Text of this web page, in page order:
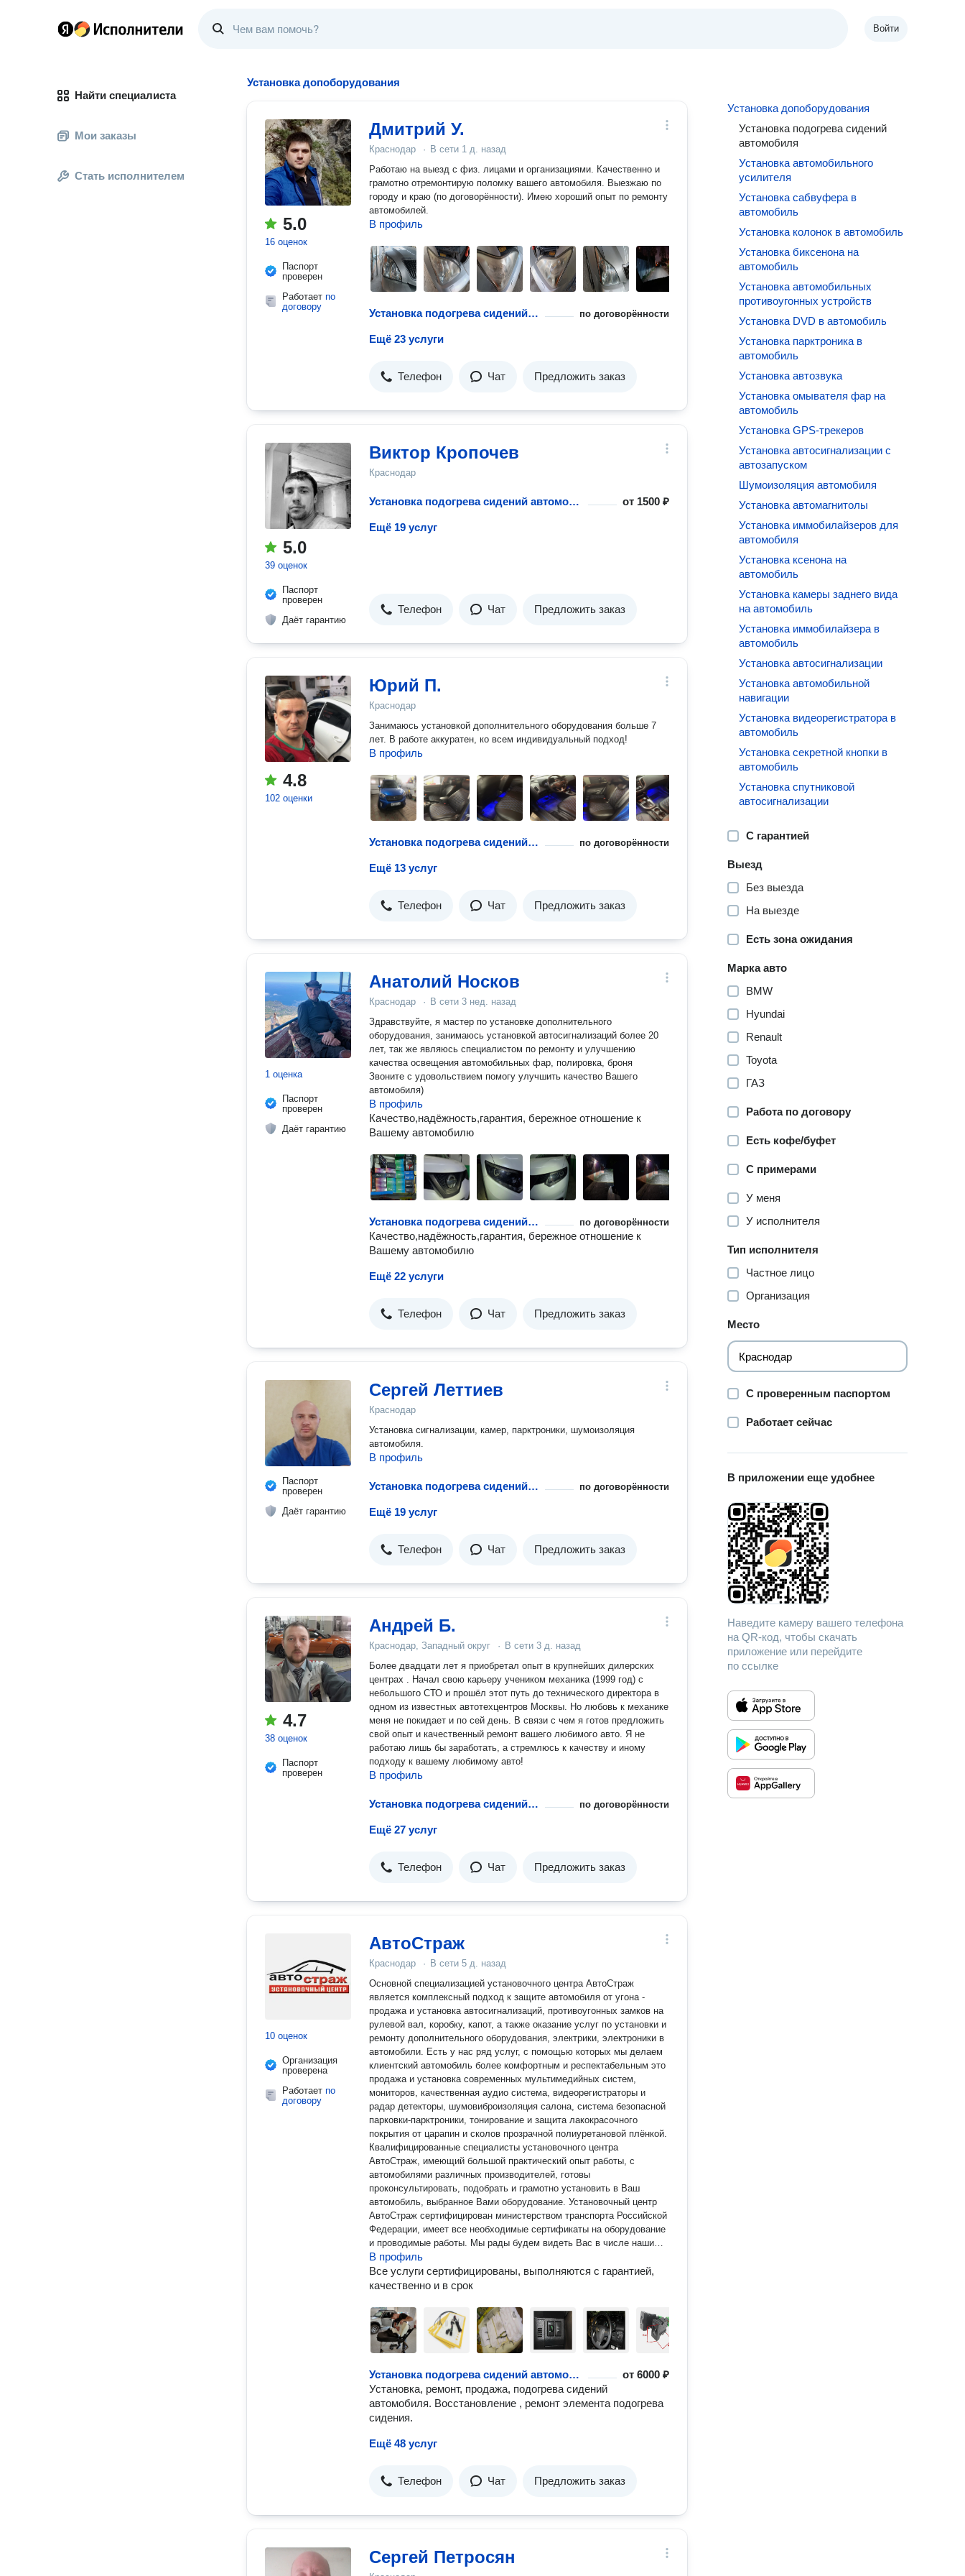
Войти
Найти специалиста
Мои заказы
Стать исполнителем
Установка допоборудования
5.0
16 оценок
Паспорт
проверен
Работает по
договору
Дмитрий У.
Краснодар · В сети 1 д. назад
Работаю на выезд с физ. лицами и организациями. Качественно и
грамотно отремонтирую поломку вашего автомобиля. Выезжаю по
городу и краю (по договорëнности). Имею хороший опыт по ремонту
автомобилей.
В профиль
Установка подогрева сидений автомобиля по договорённости
Ещё 23 услуги
Телефон Чат Предложить заказ
5.0
39 оценок
Паспорт
проверен
Даёт гарантию
Виктор Кропочев
Краснодар
Установка подогрева сидений автомобиля от 1500 ₽
Ещё 19 услуг
Телефон Чат Предложить заказ
4.8
102 оценки
Юрий П.
Краснодар
Занимаюсь установкой дополнительного оборудования больше 7
лет. В работе аккуратен, ко всем индивидуальный подход!
В профиль
Установка подогрева сидений автомобиля по договорённости
Ещё 13 услуг
Телефон Чат Предложить заказ
1 оценка
Паспорт
проверен
Даёт гарантию
Анатолий Носков
Краснодар · В сети 3 нед. назад
Здравствуйте, я мастер по установке дополнительного
оборудования, занимаюсь установкой автосигнализаций более 20
лет, так же являюсь специалистом по ремонту и улучшению
качества освещения автомобильных фар, полировка, броня
Звоните с удовольствием помогу улучшить качество Вашего
автомобиля)
В профиль
Качество,надёжность,гарантия, бережное отношение к
Вашему автомобилю
Установка подогрева сидений автомобиля по договорённости
Качество,надёжность,гарантия, бережное отношение к
Вашему автомобилю
Ещё 22 услуги
Телефон Чат Предложить заказ
Паспорт
проверен
Даёт гарантию
Сергей Леттиев
Краснодар
Установка сигнализации, камер, парктроники, шумоизоляция
автомобиля.
В профиль
Установка подогрева сидений автомобиля по договорённости
Ещё 19 услуг
Телефон Чат Предложить заказ
4.7
38 оценок
Паспорт
проверен
Андрей Б.
Краснодар, Западный округ · В сети 3 д. назад
Более двадцати лет я приобретал опыт в крупнейших дилерских
центрах . Начал свою карьеру учеником механика (1999 год) с
небольшого СТО и прошёл этот путь до технического директора в
одном из известных автотехцентров Москвы. Но любовь к механике
меня не покидает и по сей день. В связи с чем я готов предложить
свой опыт и качественный ремонт вашего любимого авто. Я не
работаю лишь бы заработать, а стремлюсь к качеству и иному
подходу к вашему любимому авто!
В профиль
Установка подогрева сидений автомобиля по договорённости
Ещё 27 услуг
Телефон Чат Предложить заказ
10 оценок
Организация
проверена
Работает по
договору
АвтоСтраж
Краснодар · В сети 5 д. назад
Основной специализацией установочного центра АвтоСтраж
является комплексный подход к защите автомобиля от угона -
продажа и установка автосигнализаций, противоугонных замков на
рулевой вал, коробку, капот, а также оказание услуг по установки и
ремонту дополнительного оборудования, электрики, электроники в
автомобили. Есть у нас ряд услуг, с помощью которых мы делаем
клиентский автомобиль более комфортным и респектабельным это
продажа и установка современных мультимедийных систем,
мониторов, качественная аудио система, видеорегистраторы и
радар детекторы, шумовиброизоляция салона, система безопасной
парковки-парктроники, тонирование и защита лакокрасочного
покрытия от царапин и сколов прозрачной полиуретановой плёнкой.
Квалифицированные специалисты установочного центра
АвтоСтраж, имеющий большой практический опыт работы, с
автомобилями различных производителей, готовы
проконсультировать, подобрать и грамотно установить в Ваш
автомобиль, выбранное Вами оборудование. Установочный центр
АвтоСтраж сертифицирован министерством транспорта Российской
Федерации, имеет все необходимые сертификаты на оборудование
и проводимые работы. Мы рады будем видеть Вас в числе наших
клиентов.
В профиль
Все услуги сертифицированы, выполняются с гарантией,
качественно и в срок
Установка подогрева сидений автомобиля от6000 ₽
Установка, ремонт, продажа, подогрева сидений
автомобиля. Восстановление , ремонт элемента подогрева
сидения.
Ещё 48 услуг
Телефон Чат Предложить заказ
Сергей Петросян
Установка допоборудования
Установка подогрева сидений
автомобиля
Установка автомобильного
усилителя
Установка сабвуфера в
автомобиль
Установка колонок в автомобиль
Установка биксенона на
автомобиль
Установка автомобильных
противоугонных устройств
Установка DVD в автомобиль
Установка парктроника в
автомобиль
Установка автозвука
Установка омывателя фар на
автомобиль
Установка GPS-трекеров
Установка автосигнализации с
автозапуском
Шумоизоляция автомобиля
Установка автомагнитолы
Установка иммобилайзеров для
автомобиля
Установка ксенона на
автомобиль
Установка камеры заднего вида
на автомобиль
Установка иммобилайзера в
автомобиль
Установка автосигнализации
Установка автомобильной
навигации
Установка видеорегистратора в
автомобиль
Установка секретной кнопки в
автомобиль
Установка спутниковой
автосигнализации
С гарантией
Выезд
Без выезда
На выезде
Есть зона ожидания
Марка авто
BMW
Hyundai
Renault
Toyota
ГАЗ
Работа по договору
Есть кофе/буфет
С примерами
У меня
У исполнителя
Тип исполнителя
Частное лицо
Организация
Место
С проверенным паспортом
Работает сейчас
В приложении еще удобнее
Наведите камеру вашего телефона
на QR-код, чтобы скачать
приложение или перейдите
по ссылке